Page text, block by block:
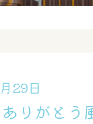
29日
ありがとう
シェルジュ